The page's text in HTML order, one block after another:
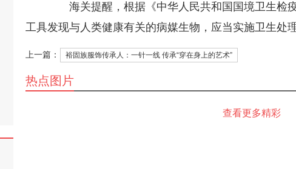
海关提醒，根据《中华人民共和国国境卫生检
工具发现与人类健康有关的病媒生物，应当实施卫生处
上一篇： 裕固族服饰传承人：一针一线 传承“穿在身上的艺术”
热点图片
查看更多精彩